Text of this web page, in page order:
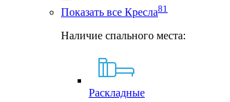
Показать все Кресла81
Наличие спального места:
Раскладные